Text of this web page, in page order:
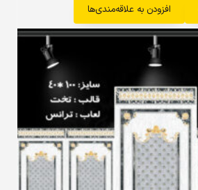
افزودن به علاقه‌مندی‌ها